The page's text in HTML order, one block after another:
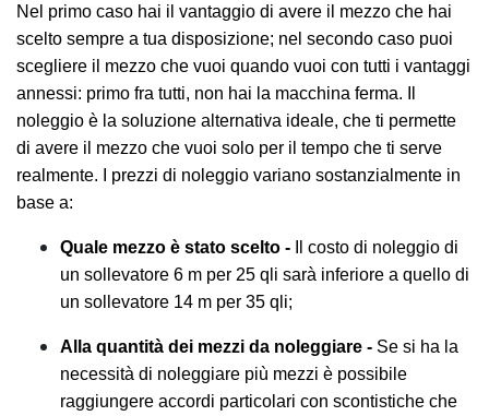
Nel primo caso hai il vantaggio di avere il mezzo che hai
scelto sempre a tua disposizione; nel secondo caso puoi
scegliere il mezzo che vuoi quando vuoi con tutti i vantaggi
annessi: primo fra tutti, non hai la macchina ferma. Il
noleggio è la soluzione alternativa ideale, che ti permette
di avere il mezzo che vuoi solo per il tempo che ti serve
realmente. I prezzi di noleggio variano sostanzialmente in
base a:
Quale mezzo è stato scelto - Il costo di noleggio di
un sollevatore 6 m per 25 qli sarà inferiore a quello di
un sollevatore 14 m per 35 qli;
Alla quantità dei mezzi da noleggiare - Se si ha la
necessità di noleggiare più mezzi è possibile
raggiungere accordi particolari con scontistiche che